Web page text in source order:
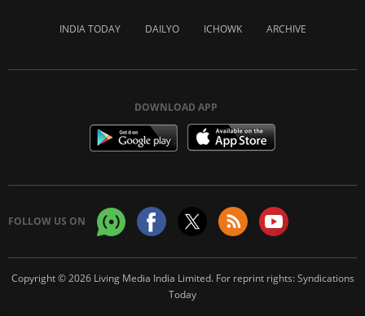
INDIA TODAY DAILYO ICHOWK ARCHIVE
DOWNLOAD APP
FOLLOW US ON
Copyright © 2026 Living Media India Limited. For reprint rights:Syndications
Today